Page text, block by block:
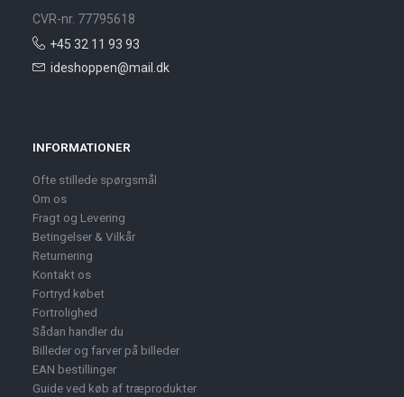
CVR-nr. 77795618
+45 32 11 93 93
ideshoppen@mail.dk
INFORMATIONER
Ofte stillede spørgsmål
Om os
Fragt og Levering
Betingelser & Vilkår
Returnering
Kontakt os
Fortryd købet
Fortrolighed
Sådan handler du
Billeder og farver på billeder
EAN bestillinger
Guide ved køb af træprodukter